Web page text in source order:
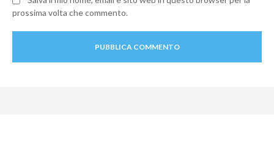
prossima volta che commento.